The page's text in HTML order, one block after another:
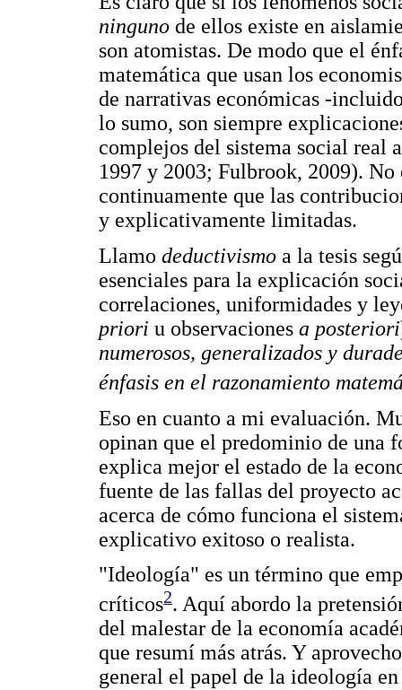
ninguno de ellos existe en
son atomistas. De modo que el
matemática que usan los
de narrativas económicas -
lo sumo, son siempre
complejos del sistema social real
1997 y 2003; Fulbrook, 2009). No
continuamente que las
y explicativamente limitadas.
Llamo deductivismo a la tesis
esenciales para la explicación
correlaciones, uniformidades y
priori u observaciones a posteriori
numerosos, generalizados y
énfasis en el razonamiento
Eso en cuanto a mi evaluación.
opinan que el predominio de una
explica mejor el estado de la
fuente de las fallas del proyecto
acerca de cómo funciona el
explicativo exitoso o realista.
"Ideología" es un término que
críticos2. Aquí abordo la
del malestar de la economía
que resumí más atrás. Y
general el papel de la ideología